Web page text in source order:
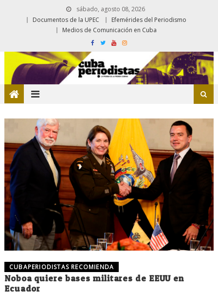
sábado, agosto 08, 2026
Documentos de la UPEC
Efemérides del Periodismo
Medios de Comunicación en Cuba
CUBAPERIODISTAS RECOMIENDA
Noboa quiere bases militares de EEUU en
Ecuador